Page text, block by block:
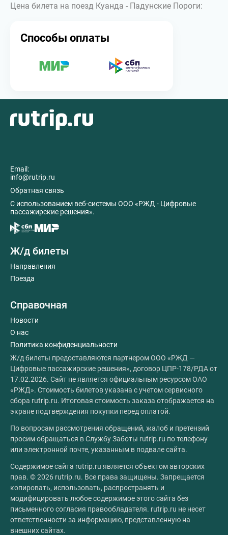
Цена билета на поезд Куанда - Падунские Пороги:
Способы оплаты
Email:
info@rutrip.ru
Обратная связь
C использованием веб-системы ООО «РЖД - Цифровые
пассажирские решения».
Ж/д билеты
Направления
Поезда
Справочная
Новости
О нас
Политика конфиденциальности
Ж/д билеты предоставляются партнером ООО «РЖД —
Цифровые пассажирские решения», договор ЦПР-178/РДА от
17.02.2026. Сайт не является официальным ресурсом ОАО
«РЖД». Стоимость билетов указана с учетом сервисного
сбора rutrip.ru. Итоговая стоимость заказа отображается на
экране подтверждения покупки перед оплатой.
По вопросам рассмотрения обращений, жалоб и претензий
просим обращаться в Службу Заботы rutrip.ru по телефону
или электронной почте, указанным в подвале сайта.
Содержимое сайта rutrip.ru является объектом авторских
прав. © 2026 rutrip.ru. Все права защищены. Запрещается
копировать, использовать, распространять и
модифицировать любое содержимое этого сайта без
письменного согласия правообладателя. rutrip.ru не несет
ответственности за информацию, представленную на
внешних сайтах.